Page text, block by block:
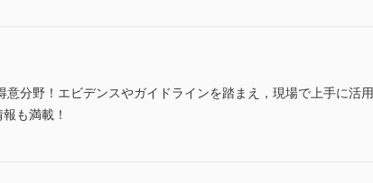
分野！エビデンスやガイドラインを踏まえ，現場で上手に活用
も満載！